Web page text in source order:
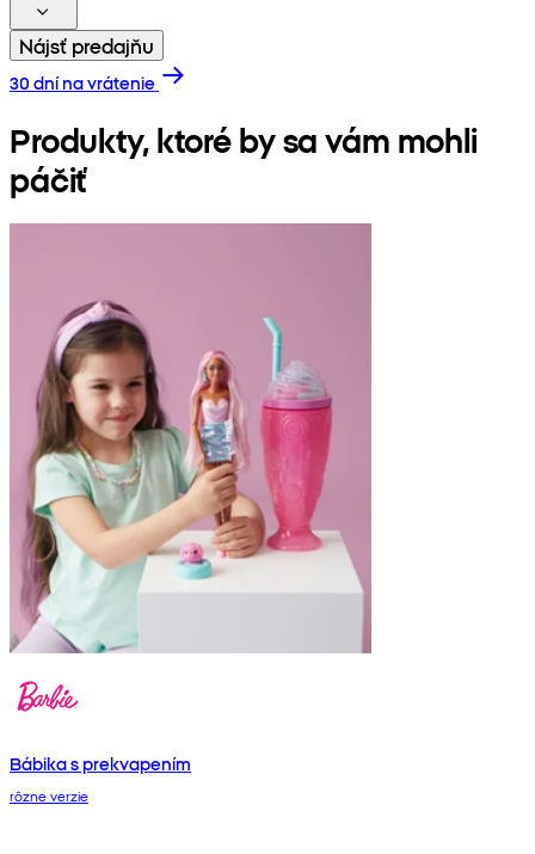
Nájsť predajňu
30 dní na vrátenie
Produkty, ktoré by sa vám mohli
páčiť
Bábika s prekvapením
rôzne verzie